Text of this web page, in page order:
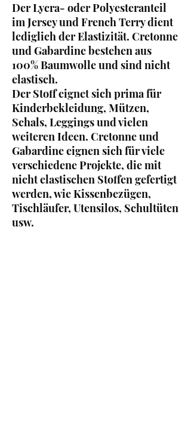
Der Lycra- oder Polyesteranteil
im Jersey und French Terry dient
lediglich der Elastizität. Cretonne
und Gabardine bestehen aus
100% Baumwolle und sind nicht
elastisch.
Der Stoff eignet sich prima für
Kinderbekleidung, Mützen,
Schals, Leggings und vielen
weiteren Ideen. Cretonne und
Gabardine eignen sich für viele
verschiedene Projekte, die mit
nicht elastischen Stoffen gefertigt
werden, wie Kissenbezügen,
Tischläufer, Utensilos, Schultüten
usw.